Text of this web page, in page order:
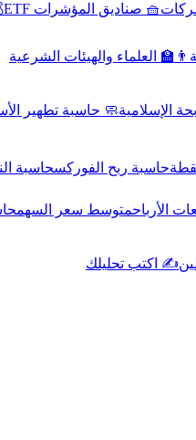
🧺 صناديق المؤشرات ETF
👨‍🏫 العلماء والهيئات الشرعية
الإسلامية🧼 حاسبة تطهير
حاسبة ربح الفوركسحاسبة
الأرباحمتوسط سعر السهم
✍️ اكتب تحليلك